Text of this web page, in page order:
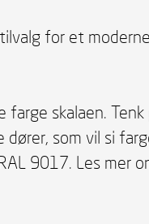
for et
skalaen.
som vil si
9017. Les mer